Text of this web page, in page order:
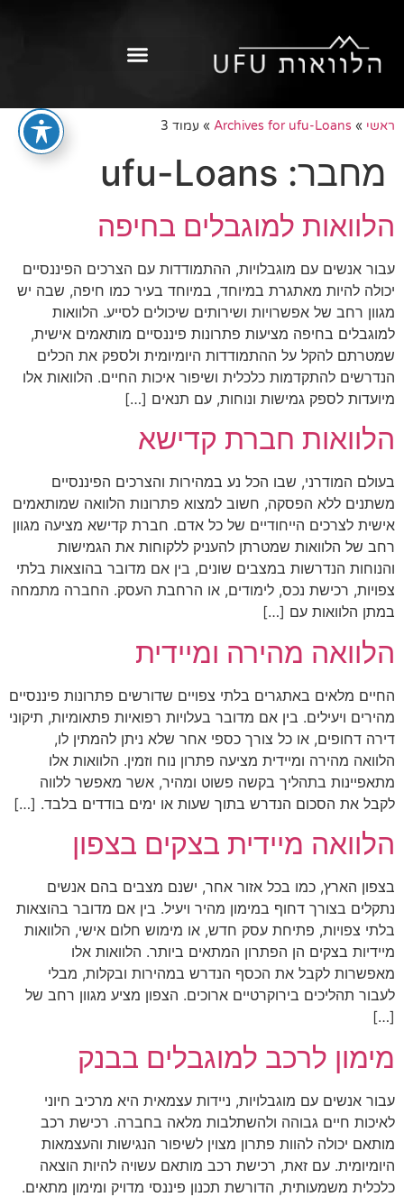
ראשי »
Archives for ufu-Loans
» עמוד 3
מחבר: ufu-Loans
הלוואות למוגבלים בחיפה
עבור אנשים עם מוגבלויות, ההתמודדות עם הצרכים הפיננסיים
יכולה להיות מאתגרת במיוחד, במיוחד בעיר כמו חיפה, שבה יש
מגוון רחב של אפשרויות ושירותים שיכולים לסייע. הלוואות
למוגבלים בחיפה מציעות פתרונות פיננסיים מותאמים אישית,
שמטרתם להקל על ההתמודדות היומיומית ולספק את הכלים
הנדרשים להתקדמות כלכלית ושיפור איכות החיים. הלוואות אלו
מיועדות לספק גמישות ונוחות, עם תנאים […]
הלוואות חברת קדישא
בעולם המודרני, שבו הכל נע במהירות והצרכים הפיננסיים
משתנים ללא הפסקה, חשוב למצוא פתרונות הלוואה שמותאמים
אישית לצרכים הייחודיים של כל אדם. חברת קדישא מציעה מגוון
רחב של הלוואות שמטרתן להעניק ללקוחות את הגמישות
והנוחות הנדרשות במצבים שונים, בין אם מדובר בהוצאות בלתי
צפויות, רכישת נכס, לימודים, או הרחבת העסק. החברה מתמחה
במתן הלוואות עם […]
הלוואה מהירה ומיידית
החיים מלאים באתגרים בלתי צפויים שדורשים פתרונות פיננסיים
מהירים ויעילים. בין אם מדובר בעלויות רפואיות פתאומיות, תיקוני
דירה דחופים, או כל צורך כספי אחר שלא ניתן להמתין לו,
הלוואה מהירה ומיידית מציעה פתרון נוח וזמין. הלוואות אלו
מתאפיינות בתהליך בקשה פשוט ומהיר, אשר מאפשר ללווה
לקבל את הסכום הנדרש בתוך שעות או ימים בודדים בלבד. […]
הלוואה מיידית בצקים בצפון
בצפון הארץ, כמו בכל אזור אחר, ישנם מצבים בהם אנשים
נתקלים בצורך דחוף במימון מהיר ויעיל. בין אם מדובר בהוצאות
בלתי צפויות, פתיחת עסק חדש, או מימוש חלום אישי, הלוואות
מיידיות בצקים הן הפתרון המתאים ביותר. הלוואות אלו
מאפשרות לקבל את הכסף הנדרש במהירות ובקלות, מבלי
לעבור תהליכים בירוקרטיים ארוכים. הצפון מציע מגוון רחב של
[…]
מימון לרכב למוגבלים בבנק
עבור אנשים עם מוגבלויות, ניידות עצמאית היא מרכיב חיוני
לאיכות חיים גבוהה ולהשתלבות מלאה בחברה. רכישת רכב
מותאם יכולה להוות פתרון מצוין לשיפור הנגישות והעצמאות
היומיומית. עם זאת, רכישת רכב מותאם עשויה להיות הוצאה
כלכלית משמעותית, הדורשת תכנון פיננסי מדויק ומימון מתאים.